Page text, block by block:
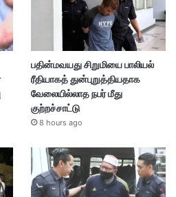
பதின்மவயது சிறுமியை பாலியல்
ரீதியாகத் துன்புறுத்தியதாக
வேலையில்லாத நபர் மீது
குற்றச்சாட்டு
8 hours ago